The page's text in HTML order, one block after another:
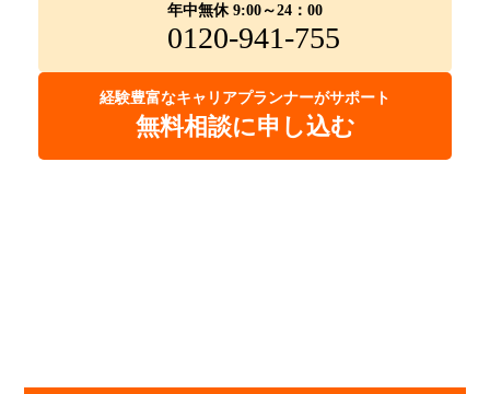
年中無休 9:00～24：00
0120-941-755
経験豊富なキャリアプランナーがサポート
無料相談に申し込む